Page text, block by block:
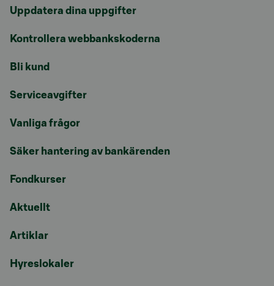
Uppdatera dina uppgifter
Kontrollera webbankskoderna
Bli kund
Serviceavgifter
Vanliga frågor
Säker hantering av bankärenden
Fondkurser
Aktuellt
Artiklar
Hyreslokaler